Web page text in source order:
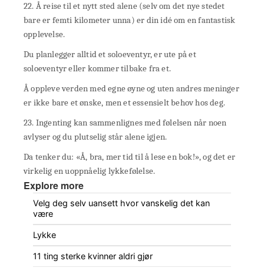
22. Å reise til et nytt sted alene (selv om det nye stedet
bare er femti kilometer unna) er din idé om en fantastisk
opplevelse.
Du planlegger alltid et soloeventyr, er ute på et
soloeventyr eller kommer tilbake fra et.
Å oppleve verden med egne øyne og uten andres meninger
er ikke bare et ønske, men et essensielt behov hos deg.
23. Ingenting kan sammenlignes med følelsen når noen
avlyser og du plutselig står alene igjen.
Da tenker du: «Å, bra, mer tid til å lese en bok!», og det er
virkelig en uoppnåelig lykkefølelse.
Explore more
Velg deg selv uansett hvor vanskelig det kan
være
Lykke
11 ting sterke kvinner aldri gjør